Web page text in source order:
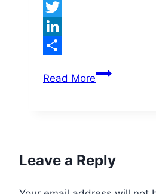
Facebook
Twitter
LinkedIn
Read Moreश्री
Leave a Reply